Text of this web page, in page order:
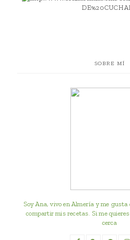
SOBRE MÍ
Soy Ana, vivo en Almería y me
compartir mis recetas. Si me
cerca